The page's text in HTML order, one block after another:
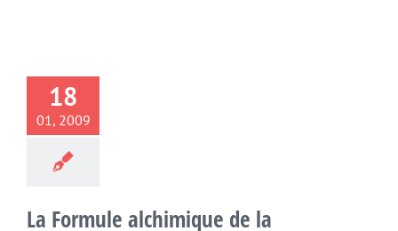
18
01, 2009
La Formule alchimique de la